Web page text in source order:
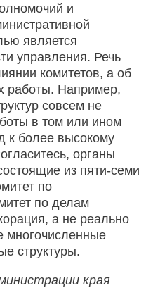
и
является
управления. Речь
комитетов, а об
работы. Например,
совсем не
в том или ином
к более высокому
органы
из пяти-семи
по
по делам
а не реально
структуры.
края